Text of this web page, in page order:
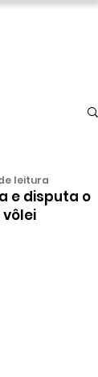
e disputa o
vôlei
leitura